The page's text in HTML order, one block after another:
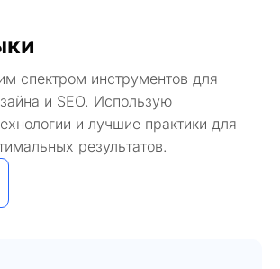
спектром инструментов для
и SEO. Использую
и лучшие практики для
результатов.